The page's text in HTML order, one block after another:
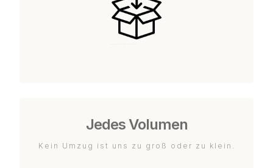
Jedes Volumen
Kein Umzug ist uns zu groß oder zu klein.